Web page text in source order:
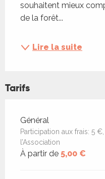
souhaitent mieux
de la forêt...
Lire la suite
Tarifs
Tarifs 2026
Général
Participation aux frais: 5
l’Association
À partir de 5,00 €